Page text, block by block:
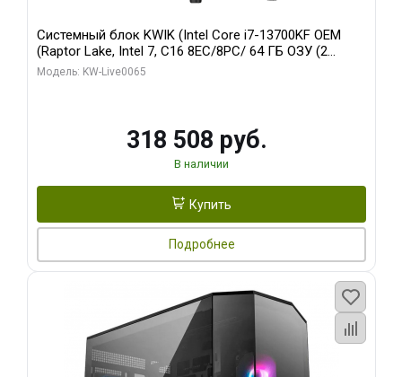
Системный блок KWIK (Intel Core i7-13700KF OEM
(Raptor Lake, Intel 7, C16 8EC/8PC/ 64 ГБ ОЗУ (2
модуля)/ ASUS RTX5080 PROART OC 16GB GDDR7
Модель: KW-Live0065
318 508 руб.
В наличии
Купить
Подробнее